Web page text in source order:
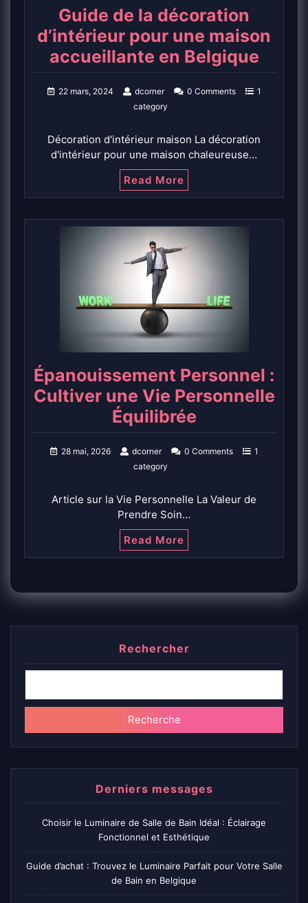
Guide de la décoration
d’intérieur pour une maison
accueillante en Belgique
22 mars, 2024 dcorner 0 Comments
1
category
Décoration d'intérieur maison La décoration
d'intérieur pour une maison chaleureuse…
Read More
Épanouissement Personnel :
Cultiver une Vie Personnelle
Équilibrée
28 mai, 2026 dcorner 0 Comments
1
category
Article sur la Vie Personnelle La Valeur de
Prendre Soin…
Read More
Rechercher
Recherche
Derniers messages
Choisir le Luminaire de Salle de Bain Idéal : Éclairage
Fonctionnel et Esthétique
Guide d’achat : Trouvez le Luminaire Parfait pour Votre Salle
de Bain en Belgique